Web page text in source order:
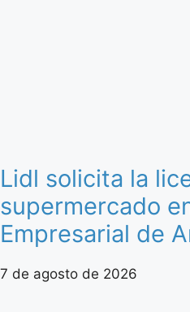
Lidl solicita la
supermercado
Empresarial de
7 de agosto de 2026